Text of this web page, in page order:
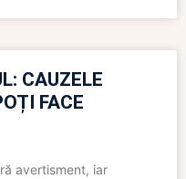
CAUZELE
FACE
avertisment, iar